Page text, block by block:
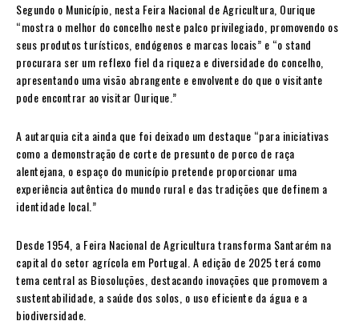
Segundo o Município, nesta Feira Nacional de Agricultura, Ourique
“mostra o melhor do concelho neste palco privilegiado, promovendo os
seus produtos turísticos, endógenos e marcas locais” e “o stand
procurara ser um reflexo fiel da riqueza e diversidade do concelho,
apresentando uma visão abrangente e envolvente do que o visitante
pode encontrar ao visitar Ourique.”
A autarquia cita ainda que foi deixado um destaque “para iniciativas
como a demonstração de corte de presunto de porco de raça
alentejana, o espaço do município pretende proporcionar uma
experiência autêntica do mundo rural e das tradições que definem a
identidade local.”
Desde 1954, a Feira Nacional de Agricultura transforma Santarém na
capital do setor agrícola em Portugal. A edição de 2025 terá como
tema central as Biosoluções, destacando inovações que promovem a
sustentabilidade, a saúde dos solos, o uso eficiente da água e a
biodiversidade.